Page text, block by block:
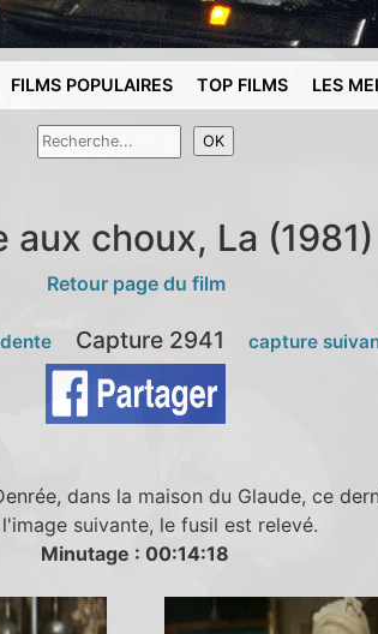
FILMS POPULAIRES TOP FILMS LES
aux choux, La (1981)
Retour page du film
Capture 2941 capture
dans la maison du Glaude, ce
suivante, le fusil est relevé.
Minutage : 00:14:18